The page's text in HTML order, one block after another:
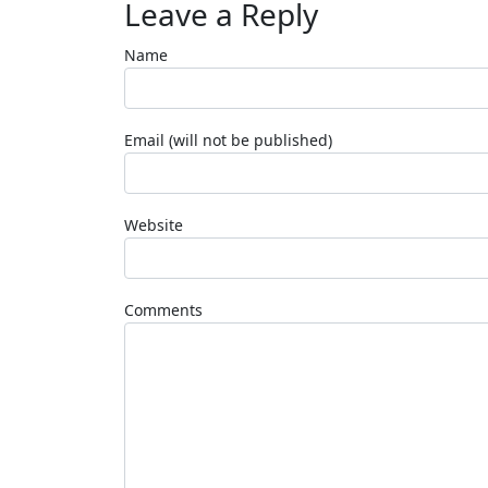
Leave a Reply
Name
Email (will not be published)
Website
Comments